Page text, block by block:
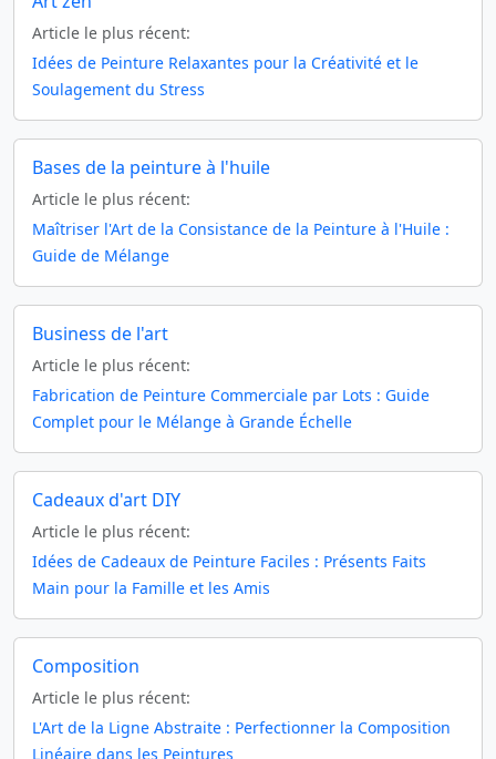
Article le plus récent:
Idées de Peinture Relaxantes pour la Créativité et le
Soulagement du Stress
Bases de la peinture à l'huile
Article le plus récent:
Maîtriser l'Art de la Consistance de la Peinture à l'Huile :
Guide de Mélange
Business de l'art
Article le plus récent:
Fabrication de Peinture Commerciale par Lots : Guide
Complet pour le Mélange à Grande Échelle
Cadeaux d'art DIY
Article le plus récent:
Idées de Cadeaux de Peinture Faciles : Présents Faits
Main pour la Famille et les Amis
Composition
Article le plus récent:
L'Art de la Ligne Abstraite : Perfectionner la Composition
Linéaire dans les Peintures